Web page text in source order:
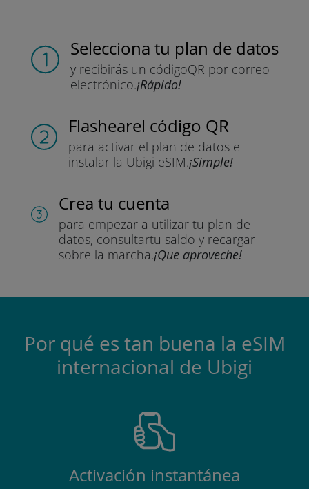
Selecciona tu plan de datos
y recibirás un códigoQR por correo
electrónico.¡Rápido!
Flashearel código QR
para activar el plan de datos e
instalar la Ubigi eSIM.¡Simple!
Crea tu cuenta
para empezar a utilizar tu plan de
datos, consultartu saldo y recargar
sobre la marcha.¡Que aproveche!
Por qué es tan buena la eSIM
internacional de Ubigi
Activación instantánea